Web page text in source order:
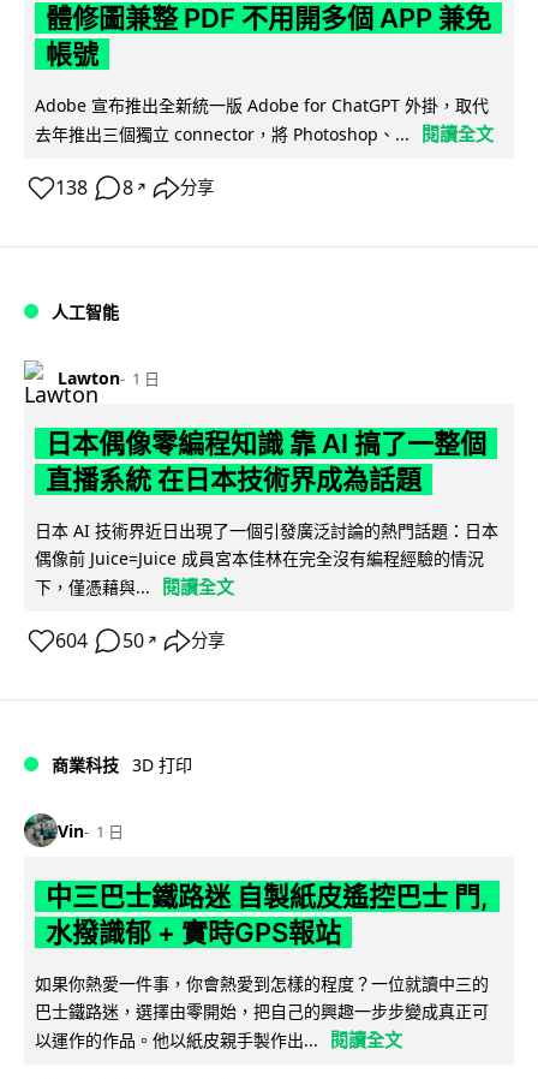
體修圖兼整 PDF 不用開多個 APP 兼免
帳號
Adobe 宣布推出全新統一版 Adobe for ChatGPT 外掛，取代
去年推出三個獨立 connector，將 Photoshop、...
閱讀全文
138 8 ↗ 分享
人工智能
Lawton 1 日
日本偶像零編程知識 靠 AI 搞了一整個
直播系統 在日本技術界成為話題
日本 AI 技術界近日出現了一個引發廣泛討論的熱門話題：日本
偶像前 Juice=Juice 成員宮本佳林在完全沒有編程經驗的情況
下，僅憑藉與...
閱讀全文
604 50 ↗ 分享
商業科技 3D 打印
Vin 1 日
中三巴士鐵路迷 自製紙皮遙控巴士 門,
水撥識郁 + 實時GPS報站
如果你熱愛一件事，你會熱愛到怎樣的程度？一位就讀中三的
巴士鐵路迷，選擇由零開始，把自己的興趣一步步變成真正可
以運作的作品。他以紙皮親手製作出...
閱讀全文